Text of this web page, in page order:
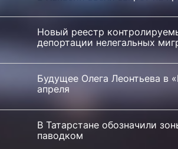
Новый реестр
депортации нелегальных
Будущее Олега Леонтьева в
апреля
В Татарстане обозначили
паводком